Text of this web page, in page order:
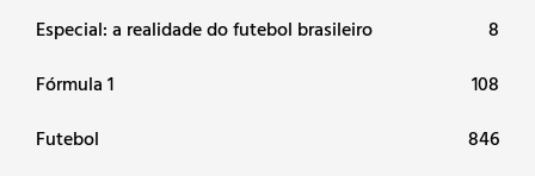
Especial: a realidade do futebol brasileiro
8
Fórmula 1
108
Futebol
846